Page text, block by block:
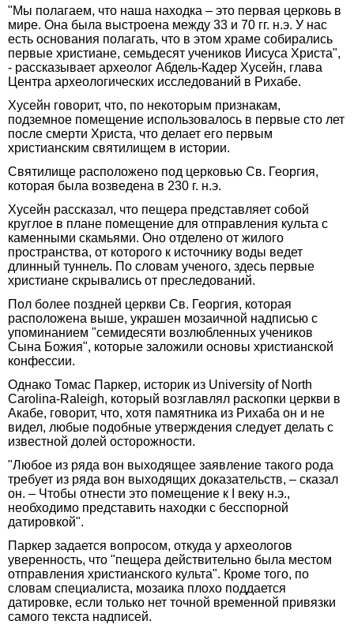
"Мы полагаем, что наша находка – это первая церковь в
мире. Она была выстроена между 33 и 70 гг. н.э. У нас
есть основания полагать, что в этом храме собирались
первые христиане, семьдесят учеников Иисуса Христа",
- рассказывает археолог Абдель-Кадер Хусейн, глава
Центра археологических исследований в Рихабе.
Хусейн говорит, что, по некоторым признакам,
подземное помещение использовалось в первые сто лет
после смерти Христа, что делает его первым
христианским святилищем в истории.
Святилище расположено под церковью Св. Георгия,
которая была возведена в 230 г. н.э.
Хусейн рассказал, что пещера представляет собой
круглое в плане помещение для отправления культа с
каменными скамьями. Оно отделено от жилого
пространства, от которого к источнику воды ведет
длинный туннель. По словам ученого, здесь первые
христиане скрывались от преследований.
Пол более поздней церкви Св. Георгия, которая
расположена выше, украшен мозаичной надписью с
упоминанием "семидесяти возлюбленных учеников
Сына Божия", которые заложили основы христианской
конфессии.
Однако Томас Паркер, историк из University of North
Carolina-Raleigh, который возглавлял раскопки церкви в
Акабе, говорит, что, хотя памятника из Рихаба он и не
видел, любые подобные утверждения следует делать с
известной долей осторожности.
"Любое из ряда вон выходящее заявление такого рода
требует из ряда вон выходящих доказательств, – сказал
он. – Чтобы отнести это помещение к I веку н.э.,
необходимо представить находки с бесспорной
датировкой".
Паркер задается вопросом, откуда у археологов
уверенность, что "пещера действительно была местом
отправления христианского культа". Кроме того, по
словам специалиста, мозаика плохо поддается
датировке, если только нет точной временной привязки
самого текста надписей.